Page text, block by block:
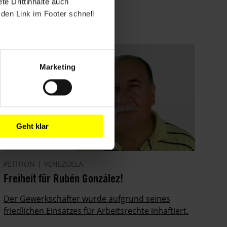
Link im Footer schnell
Marketing
Geht klar
PETITION VENEZUELA
Freiheit für Rubén González!
Der Gewerkschafter wurde aufgrund seines
friedlichen Einsatzes für Arbeitsrechte inhaftiert.